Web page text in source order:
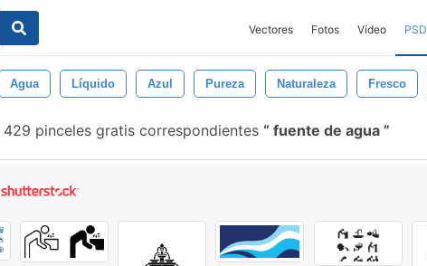
Vectores Fotos Vídeo PSD
Agua Líquido Azul Pureza Naturaleza Fresco
429 pinceles gratis correspondientes fuente de agua